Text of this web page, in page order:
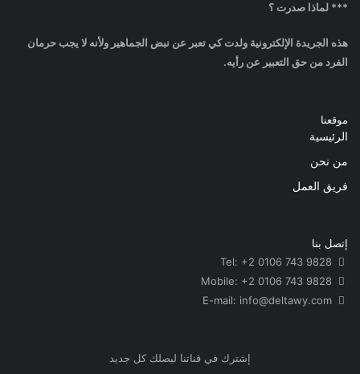
*** لماذا صدرت ؟
هذه الجريدة الإلكترونية ولدت كي تعبر عن نبض الجماهير ولأنه لا يجب حرمان
الفرد من حق التعبير عن رأيه.
موقعنا
الرئيسية
من نحن
فريق العمل
إتصل بنا
info@deltawy.com
إشترك في قناتنا ليصلك كل جديد